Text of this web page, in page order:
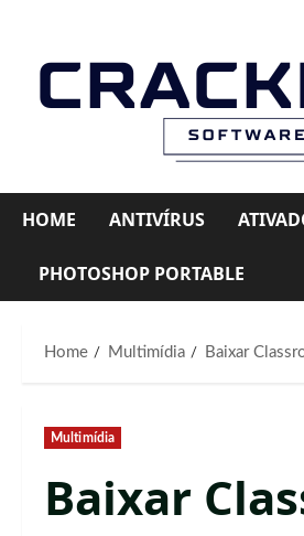
content
HOME ANTIVÍRUS
PHOTOSHOP PORTABLE
Home Multimídia Baixar
Multimídia
Baixar